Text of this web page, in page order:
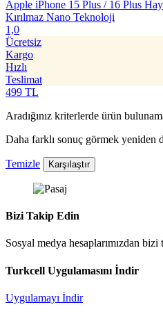
Apple iPhone 15 Plus / 16 Plus
Kırılmaz Nano Teknoloji
1,0
Ücretsiz
Kargo
Hızlı
Teslimat
499 TL
Aradığınız kriterlerde ürün
Daha farklı sonuç görmek yeniden
Temizle Karşılaştır
Bizi Takip Edin
Sosyal medya hesaplarımızdan bizi
Turkcell Uygulamasını İndir
Uygulamayı İndir